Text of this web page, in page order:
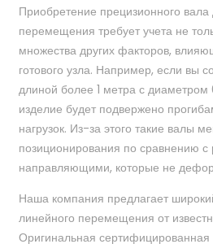
Приобретение прецизионного вала
перемещения требует учета не
множества других факторов,
готового узла. Например, если вы
длиной более 1 метра с диаметром
изделие будет подвержено
нагрузок. Из-за этого такие валы
позиционирования по сравнению
направляющими, которые не
Наша компания предлагает
линейного перемещения от
Оригинальная сертифицированная